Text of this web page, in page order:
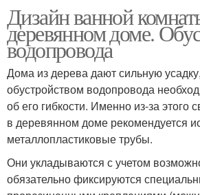
Дизайн ванной
деревянном доме.
водопровода
Дома из дерева дают сильную
обустройством водопровода
об его гибкости. Именно из-за этого
в деревянном доме рекомендуется
металлопластиковые трубы.
Они укладываются с учетом
обязательно фиксируются